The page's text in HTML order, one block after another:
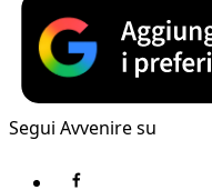
Segui Avvenire su